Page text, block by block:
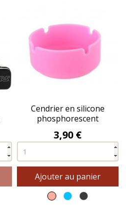
Cendrier en silicone
phosphorescent
Prix
3,90 €
Ajouter au panier
RoseBleuGris